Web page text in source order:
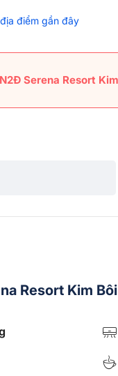
điểm gần đây
Serena Resort
Resort Kim